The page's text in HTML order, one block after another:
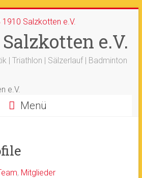
Salzkotten e.V.
| Triathlon | Sälzerlauf | Badminton
Menü
, Mitglieder
+++
vom saelzer.tv
sind online+++
+++
Ok!